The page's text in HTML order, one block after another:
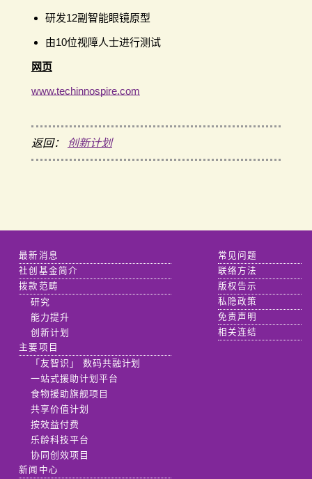
研发12副智能眼镜原型
由10位视障人士进行测试
网页
www.techinnospire.com
返回： 创新计划
最新消息
社创基金简介
拨款范畴
研究
能力提升
创新计划
主要项目
「友智识」 数码共融计划
一站式援助计划平台
食物援助旗舰项目
共享价值计划
按效益付费
乐龄科技平台
协同创效项目
新闻中心
常见问题
联络方法
版权告示
私隐政策
免责声明
相关连结